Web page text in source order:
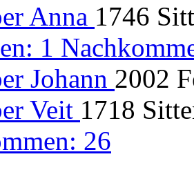
Anna 1746
1
Johann 2002
Veit 1718
26